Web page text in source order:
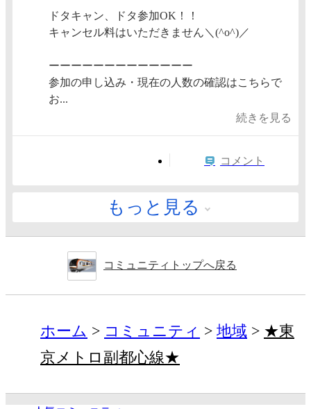
ドタキャン、ドタ参加OK！！
キャンセル料はいただきません＼(^o^)／
ーーーーーーーーーーーーー
参加の申し込み・現在の人数の確認はこちらで
お...
続きを見る
コメント
もっと見る
コミュニティトップへ戻る
ホーム コミュニティ 地域
★東
京メトロ副都心線★